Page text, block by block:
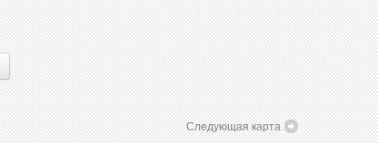
Следующая карта